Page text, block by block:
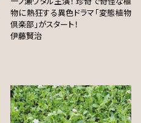
物に熱狂する異色ドラマ「変態植物
倶楽部」がスタート！
伊藤賢治